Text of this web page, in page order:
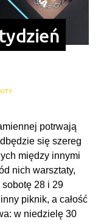
potrwają
się szereg
między innymi
nich warsztaty,
28 i 29
piknik, a całość
w niedzielę 30